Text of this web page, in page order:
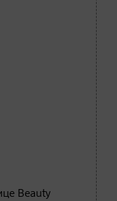
Beauty